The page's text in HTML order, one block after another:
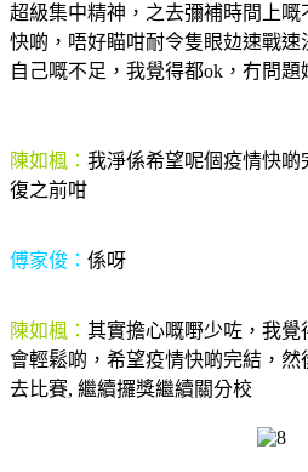
超級集中精神，之去彌補時間上
快啲，唔好瞄咁耐令隻眼攰速戰
自己嘅不足，我覺得都ok，冇問題
陳如楓： 我淨係希望呢個疫情快啲
復之前咁
傅家俊： 係呀
陳如楓： 其實擔心嘅嘢少咗，我
會輕鬆啲，希望疫情快啲完結，
去比賽, 繼續攞獎繼續關分校